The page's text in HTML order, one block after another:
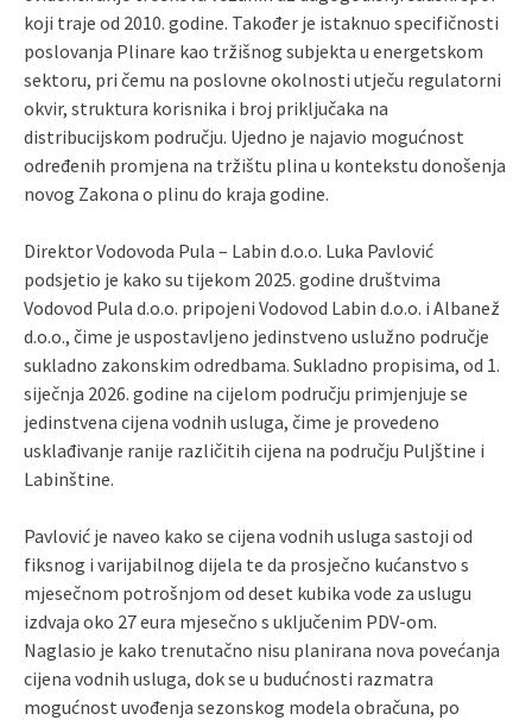
koji traje od 2010. godine. Također je istaknuo specifičnosti
poslovanja Plinare kao tržišnog subjekta u energetskom
sektoru, pri čemu na poslovne okolnosti utječu regulatorni
okvir, struktura korisnika i broj priključaka na
distribucijskom području. Ujedno je najavio mogućnost
određenih promjena na tržištu plina u kontekstu donošenja
novog Zakona o plinu do kraja godine.
Direktor Vodovoda Pula – Labin d.o.o. Luka Pavlović
podsjetio je kako su tijekom 2025. godine društvima
Vodovod Pula d.o.o. pripojeni Vodovod Labin d.o.o. i Albanež
d.o.o., čime je uspostavljeno jedinstveno uslužno područje
sukladno zakonskim odredbama. Sukladno propisima, od 1.
siječnja 2026. godine na cijelom području primjenjuje se
jedinstvena cijena vodnih usluga, čime je provedeno
usklađivanje ranije različitih cijena na području Puljštine i
Labinštine.
Pavlović je naveo kako se cijena vodnih usluga sastoji od
fiksnog i varijabilnog dijela te da prosječno kućanstvo s
mjesečnom potrošnjom od deset kubika vode za uslugu
izdvaja oko 27 eura mjesečno s uključenim PDV-om.
Naglasio je kako trenutačno nisu planirana nova povećanja
cijena vodnih usluga, dok se u budućnosti razmatra
mogućnost uvođenja sezonskog modela obračuna, po